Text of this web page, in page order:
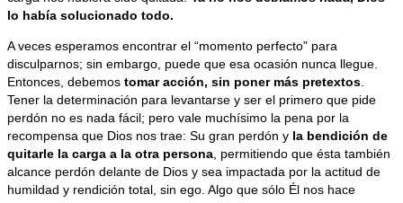
lo había solucionado todo.
A veces esperamos encontrar el “momento perfecto” para
disculparnos; sin embargo, puede que esa ocasión nunca llegue.
Entonces, debemos tomar acción, sin poner más pretextos
Tener la determinación para levantarse y ser el primero que pide
perdón no es nada fácil; pero vale muchísimo la pena por la
recompensa que Dios nos trae: Su gran perdón y la bendición de
quitarle la carga a la otra persona , permitiendo que ésta también
alcance perdón delante de Dios y sea impactada por la actitud de
humildad y rendición total, sin ego. Algo que sólo Él nos hace